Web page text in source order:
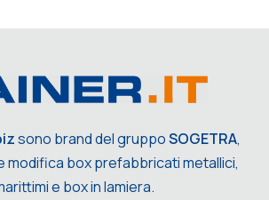
sono brand del gruppoSOGETRA,
box prefabbricati metallici,
e box in lamiera.